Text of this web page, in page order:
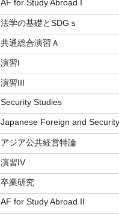
AF for Study Abroad I
法学の基礎とSDGｓ
共通総合演習Ａ
演習I
演習III
Security Studies
Japanese Foreign and
アジア公共経営特論
演習IV
卒業研究
AF for Study Abroad II